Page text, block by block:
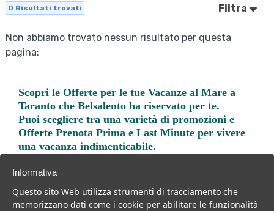
0 Risultati trovati Filtra
Non abbiamo trovato nessun risultato per questa
pagina:
Scopri leOfferte per le tue Vacanze al Mare a
Taranto che Belsalento ha riservato per te.
Puoi scegliere tra una varietà di promozioni e
Offerte Prenota Prima e Last Minute per vivere
una vacanza indimenticabile.
Informativa
Questo sito Web utilizza strumenti di tracciamento che
memorizzano dati come i cookie per abilitare le funzionalità